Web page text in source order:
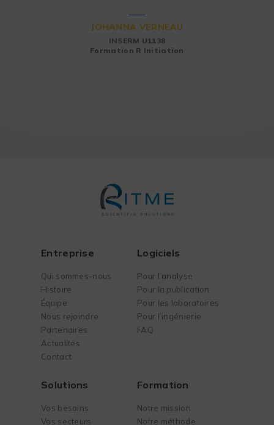
JOHANNA VERNEAU
INSERM U1138
Formation R Initiation
Entreprise
Qui sommes-nous
Histoire
Équipe
Nous rejoindre
Partenaires
Actualités
Contact
Logiciels
Pour l’analyse
Pour la publication
Pour les laboratoires
Pour l’ingénierie
FAQ
Solutions
Vos besoins
Vos secteurs
Formation
Notre mission
Notre méthode